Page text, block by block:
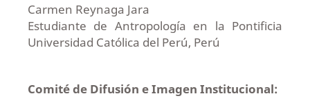
Carmen Reynaga Jara
Estudiante de Antropología en la Pontificia
Universidad Católica del Perú, Perú
Comité de Difusión e Imagen Institucional: